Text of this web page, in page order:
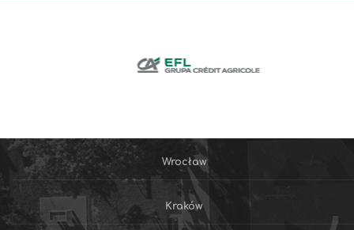
Wrocław
Kraków